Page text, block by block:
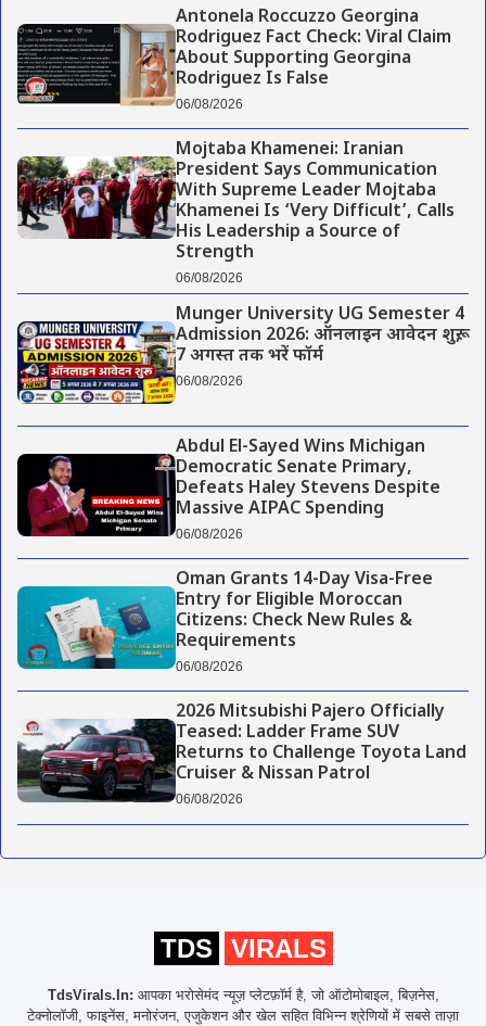
Antonela Roccuzzo Georgina
Rodriguez Fact Check: Viral Claim
About Supporting Georgina
Rodriguez Is False
06/08/2026
Mojtaba Khamenei: Iranian
President Says Communication
With Supreme Leader Mojtaba
Khamenei Is ‘Very Difficult’, Calls
His Leadership a Source of
Strength
06/08/2026
Munger University UG Semester 4
Admission 2026: ऑनलाइन आवेदन शुरू,
7 अगस्त तक भरें फॉर्म
06/08/2026
Abdul El-Sayed Wins Michigan
Democratic Senate Primary,
Defeats Haley Stevens Despite
Massive AIPAC Spending
06/08/2026
Oman Grants 14-Day Visa-Free
Entry for Eligible Moroccan
Citizens: Check New Rules &
Requirements
06/08/2026
2026 Mitsubishi Pajero Officially
Teased: Ladder Frame SUV
Returns to Challenge Toyota Land
Cruiser & Nissan Patrol
06/08/2026
TDS VIRALS
TdsVirals.In: आपका भरोसेमंद न्यूज़ प्लेटफ़ॉर्म है, जो ऑटोमोबाइल, बिज़नेस,
टेक्नोलॉजी, फाइनेंस, मनोरंजन, एजुकेशन और खेल सहित विभिन्न श्रेणियों में सबसे ताज़ा